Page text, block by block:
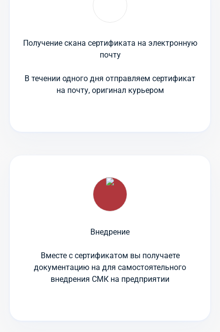
Получение скана сертификата на электронную
почту
В течении одного дня отправляем сертификат
на почту, оригинал курьером
Внедрение
Вместе с сертификатом вы получаете
документацию на для самостоятельного
внедрения СМК на предприятии